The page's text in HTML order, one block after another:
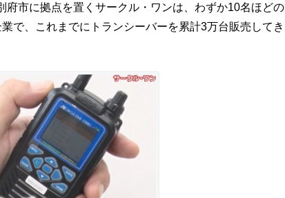
市に拠点を置くサークル・ワンは、わずか10名ほどの
で、これまでにトランシーバーを累計3万台販売してき